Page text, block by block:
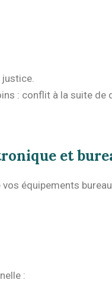
justice.
: conflit à la suite
et
équipements
: